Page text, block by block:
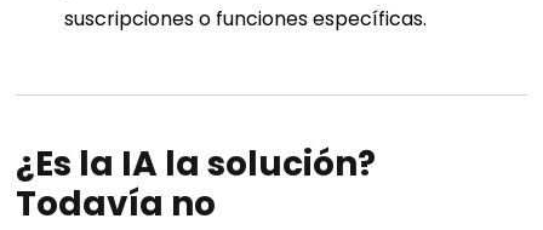
suscripciones o funciones específicas.
¿Es la IA la solución?
Todavía no